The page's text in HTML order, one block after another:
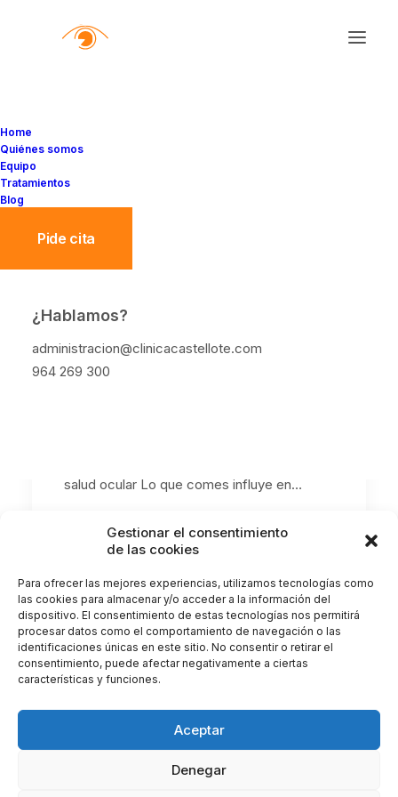
Gestionar el consentimiento
de las cookies
Para ofrecer las mejores experiencias, utilizamos tecnologías como
las cookies para almacenar y/o acceder a la información del
dispositivo. El consentimiento de estas tecnologías nos permitirá
procesar datos como el comportamiento de navegación o las
identificaciones únicas en este sitio. No consentir o retirar el
consentimiento, puede afectar negativamente a ciertas
características y funciones.
Aceptar
Denegar
Home
Quiénes somos
Equipo
Tratamientos
Blog
Pide cita
¿Hablamos?
administracion@clinicacastellote.com
964 269 300
La mejor dieta para cuidar
tu visión: alimentos
salud ocular Lo que comes influye en…
by Clínica Castellote